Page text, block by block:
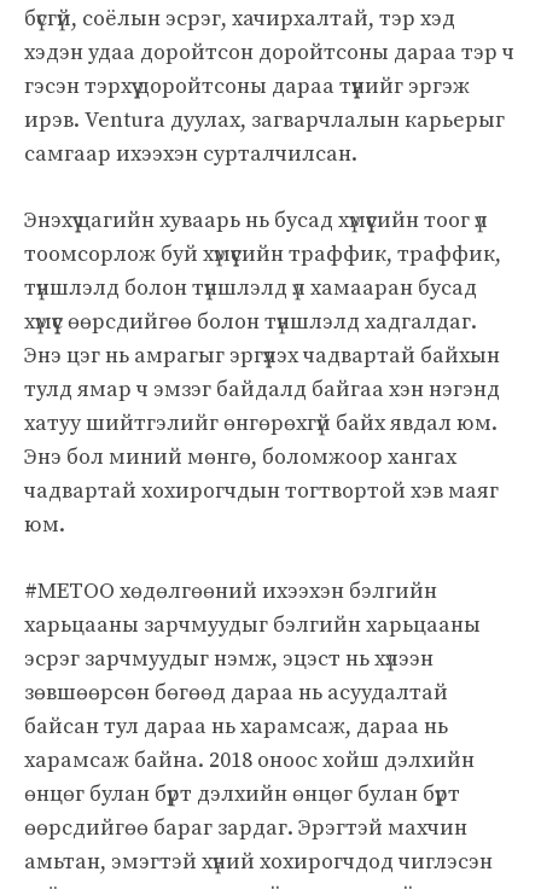
бүсгүй, соёлын эсрэг, хачирхалтай, тэр хэд
хэдэн удаа доройтсон доройтсоны дараа тэр ч
гэсэн тэрхүү доройтсоны дараа түүнийг эргэж
ирэв. Ventura дуулах, загварчлалын карьерыг
самгаар ихээхэн сурталчилсан.
Энэхүү цагийн хуваарь нь бусад хүмүүсийн тоог үл
тоомсорлож буй хүмүүсийн траффик, траффик,
түншлэлд болон түншлэлд үл хамааран бусад
хүмүүс өөрсдийгөө болон түншлэлд хадгалдаг.
Энэ цэг нь амрагыг эргүүлэх чадвартай байхын
тулд ямар ч эмзэг байдалд байгаа хэн нэгэнд
хатуу шийтгэлийг өнгөрөхгүй байх явдал юм.
Энэ бол миний мөнгө, боломжоор хангах
чадвартай хохирогчдын тогтвортой хэв маяг
юм.
#METOO хөдөлгөөний ихээхэн бэлгийн
харьцааны зарчмуудыг бэлгийн харьцааны
эсрэг зарчмуудыг нэмж, эцэст нь хүлээн
зөвшөөрсөн бөгөөд дараа нь асуудалтай
байсан тул дараа нь харамсаж, дараа нь
харамсаж байна. 2018 оноос хойш дэлхийн
өнцөг булан бүрт дэлхийн өнцөг булан бүрт
өөрсдийгөө бараг зардаг. Эрэгтэй махчин
амьтан, эмэгтэй хүний ​​хохирогчдод чиглэсэн